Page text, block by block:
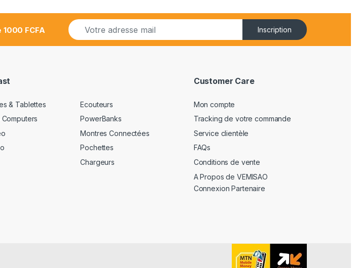
1000 FCFA
E
m
a
Inscription
& Tablettes
Ecouteurs
PowerBanks
Montres Connectées
Pochettes
Chargeurs
Customer Care
Mon compte
Tracking de votre commande
Service clientèle
FAQs
Conditions de vente
A Propos de VEMISAO
Connexion Partenaire